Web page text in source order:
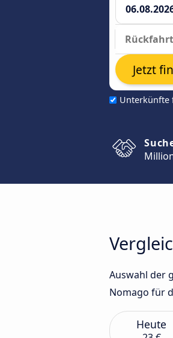
Unterkünfte
Jetzt
Auswahl der
Nomago für
Heute